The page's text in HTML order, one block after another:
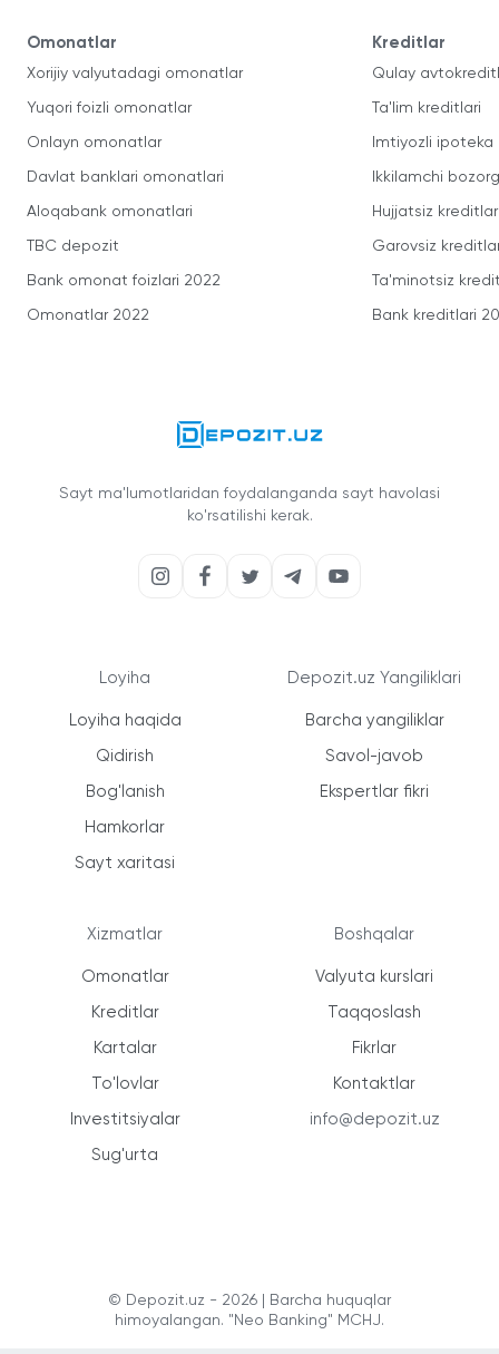
Omonatlar
Xorijiy valyutadagi omonatlar
Yuqori foizli omonatlar
Onlayn omonatlar
Davlat banklari omonatlari
Aloqabank omonatlari
TBC depozit
Bank omonat foizlari 2022
Omonatlar 2022
Kreditlar
Qulay
Ta'lim kreditlari
Imtiyozli ipoteka
Ikkilamchi
Hujjatsiz kreditlar
Garovsiz
Ta'minotsiz
Bank kreditlari
Sayt ma'lumotlaridan foydalanganda sayt havolasi
ko'rsatilishi kerak.
Loyiha
Loyiha haqida
Qidirish
Bog'lanish
Hamkorlar
Sayt xaritasi
Xizmatlar
Omonatlar
Kreditlar
Kartalar
To'lovlar
Investitsiyalar
Sug'urta
Depozit.uz Yangiliklari
Barcha yangiliklar
Savol-javob
Ekspertlar fikri
Boshqalar
Valyuta kurslari
Taqqoslash
Fikrlar
Kontaktlar
info@depozit.uz
© Depozit.uz - 2026 | Barcha huquqlar
himoyalangan. "Neo Banking" MCHJ.